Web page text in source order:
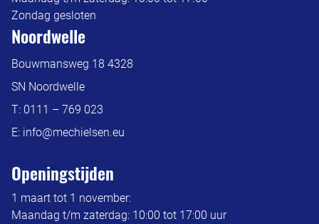
Zondag gesloten
Noordwelle
Bouwmansweg 18 4328
SN Noordwelle
T: 0111 – 769 023
E: info@mechielsen.eu
Openingstijden
1 maart tot 1 november:
Maandag t/m zaterdag: 10:00 tot 17:00 uur